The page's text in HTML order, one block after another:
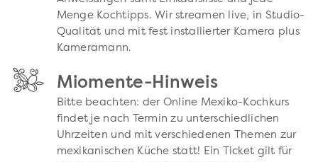
Menge Kochtipps. Wir streamen live, in Studio-
Qualität und mit fest installierter Kamera plus
Kameramann.
Miomente-Hinweis
Bitte beachten: der Online Mexiko-Kochkurs
findet je nach Termin zu unterschiedlichen
Uhrzeiten und mit verschiedenen Themen zur
mexikanischen Küche statt! Ein Ticket gilt für